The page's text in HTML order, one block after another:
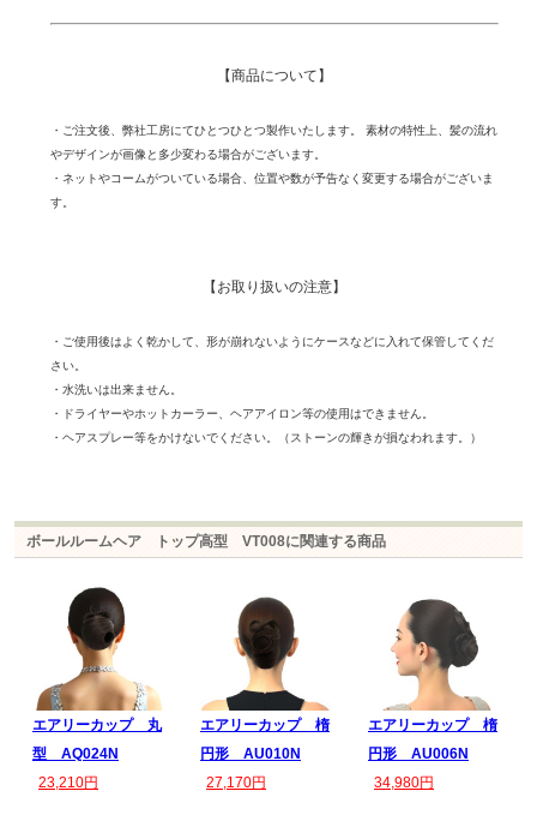
【商品について】
・ご注文後、弊社工房にてひとつひとつ製作いたします。 素材の特性上、髪の流れ
やデザインが画像と多少変わる場合がございます。
・ネットやコームがついている場合、位置や数が予告なく変更する場合がございま
す。
【お取り扱いの注意】
・ご使用後はよく乾かして、形が崩れないようにケースなどに入れて保管してくだ
さい。
・水洗いは出来ません。
・ドライヤーやホットカーラー、ヘアアイロン等の使用はできません。
・ヘアスプレー等をかけないでください。（ストーンの輝きが損なわれます。）
ボールルームヘア トップ高型 VT008に関連する商品
エアリーカップ 丸
型 AQ024N
23,210円
エアリーカップ 楕
円形 AU010N
27,170円
エアリーカップ 楕
円形 AU006N
34,980円